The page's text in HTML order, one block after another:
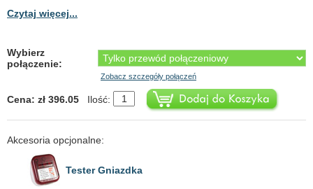
Czytaj więcej...
Wybierz
połączenie:
Zobacz szczegóły połączeń
Cena: zł 396.05 Ilość:
Akcesoria opcjonalne:
Tester Gniazdka